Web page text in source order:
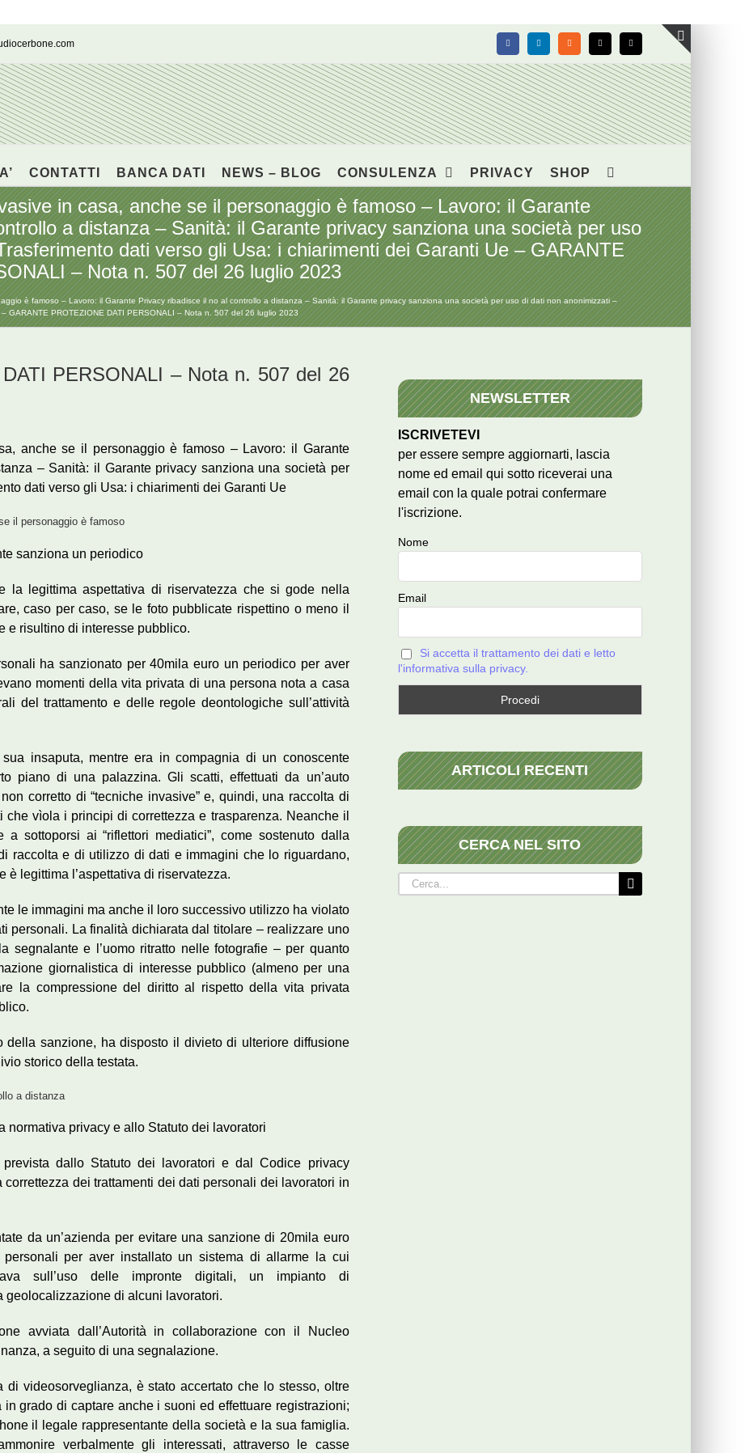
FacebookLinkedIn Rss X Email
CONTATTI BANCA DATI NEWS – BLOG CONSULENZA PRIVACY SHOP
in casa, anche se il personaggio è famoso – Lavoro: il Garante
a distanza – Sanità: il Garante privacy sanziona una società per uso
dati verso gli Usa: i chiarimenti dei Garanti Ue – GARANTE
– Nota n. 507 del 26 luglio 2023
è famoso – Lavoro: il Garante Privacy ribadisce il no al controllo a distanza – Sanità: il Garante privacy sanziona una società per uso di dati non anonimizzati –
GARANTE PROTEZIONE DATI PERSONALI – Nota n. 507 del 26 luglio 2023
PERSONALI – Nota n. 507 del 26
anche se il personaggio è famoso – Lavoro: il Garante
– Sanità: il Garante privacy sanziona una società per
dati verso gli Usa: i chiarimenti dei Garanti Ue
il personaggio è famoso
sanziona un periodico
la legittima aspettativa di riservatezza che si gode nella
caso per caso, se le foto pubblicate rispettino o meno il
e risultino di interesse pubblico.
ha sanzionato per 40mila euro un periodico per aver
momenti della vita privata di una persona nota a casa
del trattamento e delle regole deontologiche sull’attività
sua insaputa, mentre era in compagnia di un conoscente
piano di una palazzina. Gli scatti, effettuati da un’auto
corretto di “tecniche invasive” e, quindi, una raccolta di
vìola i principi di correttezza e trasparenza. Neanche il
sottoporsi ai “riflettori mediatici”, come sostenuto dalla
raccolta e di utilizzo di dati e immagini che lo riguardano,
è legittima l’aspettativa di riservatezza.
le immagini ma anche il loro successivo utilizzo ha violato
personali. La finalità dichiarata dal titolare – realizzare uno
segnalante e l’uomo ritratto nelle fotografie – per quanto
giornalistica di interesse pubblico (almeno per una
la compressione del diritto al rispetto della vita privata
della sanzione, ha disposto il divieto di ulteriore diffusione
storico della testata.
a distanza
normativa privacy e allo Statuto dei lavoratori
dallo Statuto dei lavoratori e dal Codice privacy
dei trattamenti dei dati personali dei lavoratori in
da un’azienda per evitare una sanzione di 20mila euro
per aver installato un sistema di allarme la cui
sull’uso delle impronte digitali, un impianto di
di alcuni lavoratori.
avviata dall’Autorità in collaborazione con il Nucleo
a seguito di una segnalazione.
di videosorveglianza, è stato accertato che lo stesso, oltre
grado di captare anche i suoni ed effettuare registrazioni;
il legale rappresentante della società e la sua famiglia.
verbalmente gli interessati, attraverso le casse
NEWSLETTER
ISCRIVETEVI
per essere sempre aggiornarti, lascia
nome ed email qui sotto riceverai una
email con la quale potrai confermare
l'iscrizione.
Nome
Email
Si accetta il trattamento dei dati e letto
l'informativa sulla privacy.
ARTICOLI RECENTI
CERCA NEL SITO
Cerca
per:
Toggle
area
barra
scorrevole